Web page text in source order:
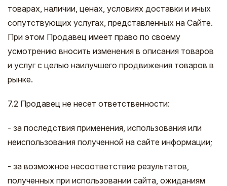
товарах, наличии, ценах, условиях доставки и иных
сопутствующих услугах, представленных на Сайте.
При этом Продавец имеет право по своему
усмотрению вносить изменения в описания товаров
и услуг с целью наилучшего продвижения товаров в
рынке.
7.2 Продавец не несет ответственности:
- за последствия применения, использования или
неиспользования полученной на сайте информации;
- за возможное несоответствие результатов,
полученных при использовании сайта, ожиданиям